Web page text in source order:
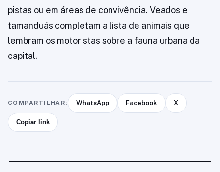
pistas ou em áreas de convivência. Veados e
tamanduás completam a lista de animais que
lembram os motoristas sobre a fauna urbana da
capital.
COMPARTILHAR: WhatsApp Facebook X
Copiar link